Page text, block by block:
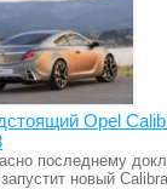
Opel
последнему
новый Calibra